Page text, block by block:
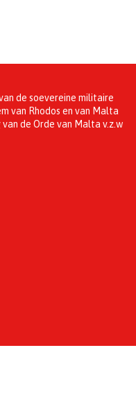
de soevereine militaire
van Rhodos en van Malta
de Orde van Malta v.z.w